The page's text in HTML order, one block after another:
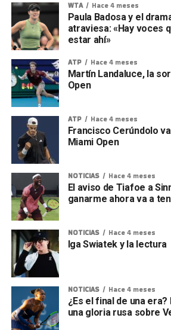
WTA Hace 4 meses
Paula Badosa y el
atraviesa: «Hay voces
estar ahí»
ATP Hace 4 meses
Martín Landaluce, la
Open
ATP Hace 4 meses
Francisco Cerúndolo
Miami Open
NOTICIAS Hace 4 meses
El aviso de Tiafoe a
ganarme ahora va a
NOTICIAS Hace 4 meses
Iga Swiatek y la lectura
NOTICIAS Hace 4 meses
¿Es el final de una
una gloria rusa sobre